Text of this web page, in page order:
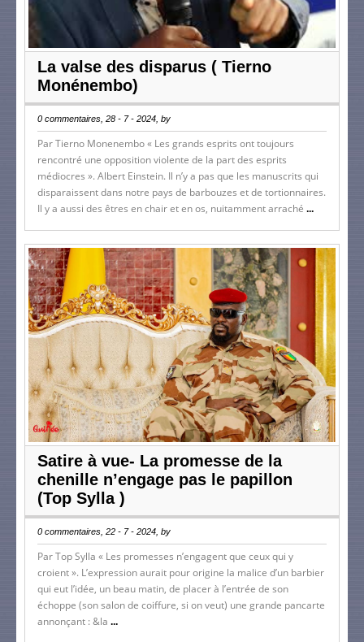
La valse des disparus ( Tierno
Monénembo)
0 commentaires, 28 - 7 - 2024, by
Par Tierno Monenembo « Les grands esprits ont toujours
rencontré une opposition violente de la part des esprits
médiocres ». Albert Einstein. Il n’y a pas que les manuscrits qui
disparaissent dans notre pays de barbouzes et de tortionnaires.
Il y a aussi des êtres en chair et en os, nuitamment arraché ...
Satire à vue- La promesse de la
chenille n’engage pas le papillon
(Top Sylla )
0 commentaires, 22 - 7 - 2024, by
Par Top Sylla « Les promesses n’engagent que ceux qui y
croient ». L’expression aurait pour origine la malice d’un barbier
qui eut l’idée, un beau matin, de placer à l’entrée de son
échoppe (son salon de coiffure, si on veut) une grande pancarte
annonçant : &la ...